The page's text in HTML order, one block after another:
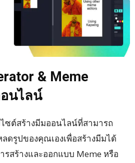
& Meme
นไลน์
ซต์สร้างมีมออนไลน์ที่สามารถ
ลดรูปของคุณเองเพื่อสร้างมีมได้
รสร้างและออกแบบ Meme หรือ